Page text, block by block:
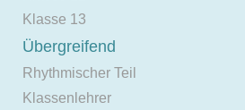
Klasse 13
Übergreifend
Rhythmischer Teil
Klassenlehrer